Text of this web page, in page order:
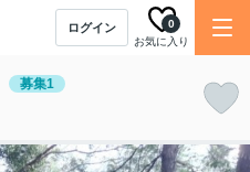
ログイン
お気に入り
0
募集1